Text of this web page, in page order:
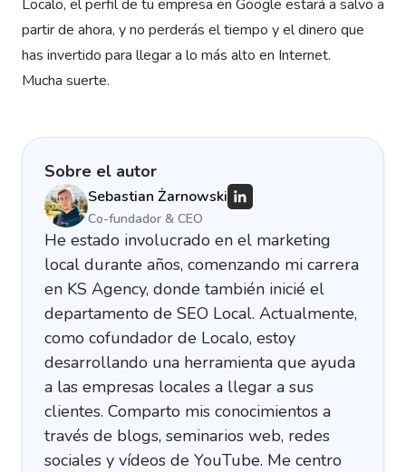
Localo, el perfil de tu empresa en Google estará a salvo a
partir de ahora, y no perderás el tiempo y el dinero que
has invertido para llegar a lo más alto en Internet.
Mucha suerte.
Sobre el autor
Sebastian Żarnowski
Co-fundador & CEO
He estado involucrado en el marketing
local durante años, comenzando mi carrera
en KS Agency, donde también inicié el
departamento de SEO Local. Actualmente,
como cofundador de Localo, estoy
desarrollando una herramienta que ayuda
a las empresas locales a llegar a sus
clientes. Comparto mis conocimientos a
través de blogs, seminarios web, redes
sociales y vídeos de YouTube. Me centro